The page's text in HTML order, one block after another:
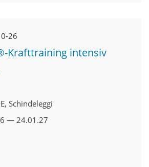
26
Krafttraining intensiv
Schindeleggi
— 24.01.27